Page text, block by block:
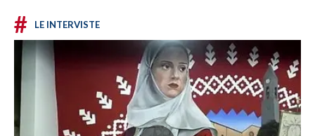
# LE INTERVISTE